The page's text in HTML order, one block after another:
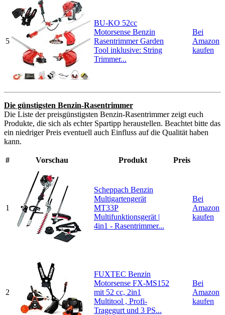
5
BU-KO 52cc
Motorsense Benzin
Rasentrimmer Garden
Tool inklusive: String
Trimmer...
Bei
Amazon
kaufen
Die günstigsten Benzin-Rasentrimmer
Die Liste der preisgünstigsten Benzin-Rasentrimmer zeigt euch
Produkte, die sich als echter Spartipp heraustellen. Beachtet bitte das
ein niedriger Preis eventuell auch Einfluss auf die Qualität haben
kann.
# Vorschau Produkt Preis
1
Scheppach Benzin
Multigartengerät
MT33P
Multifunktionsgerät |
4in1 - Rasentrimmer...
Bei
Amazon
kaufen
2
FUXTEC Benzin
Motorsense FX-MS152
mit 52 cc, 2in1
Multitool , Profi-
Tragegurt und 3 PS...
Bei
Amazon
kaufen